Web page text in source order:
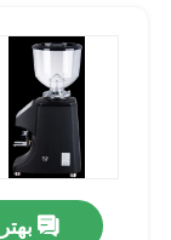
محصولات
نمایش VR
درباره ما